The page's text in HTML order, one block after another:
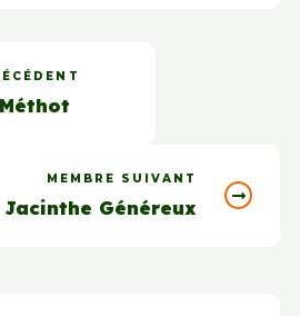
MEMBRE SUIVANT
Jacinthe Généreux